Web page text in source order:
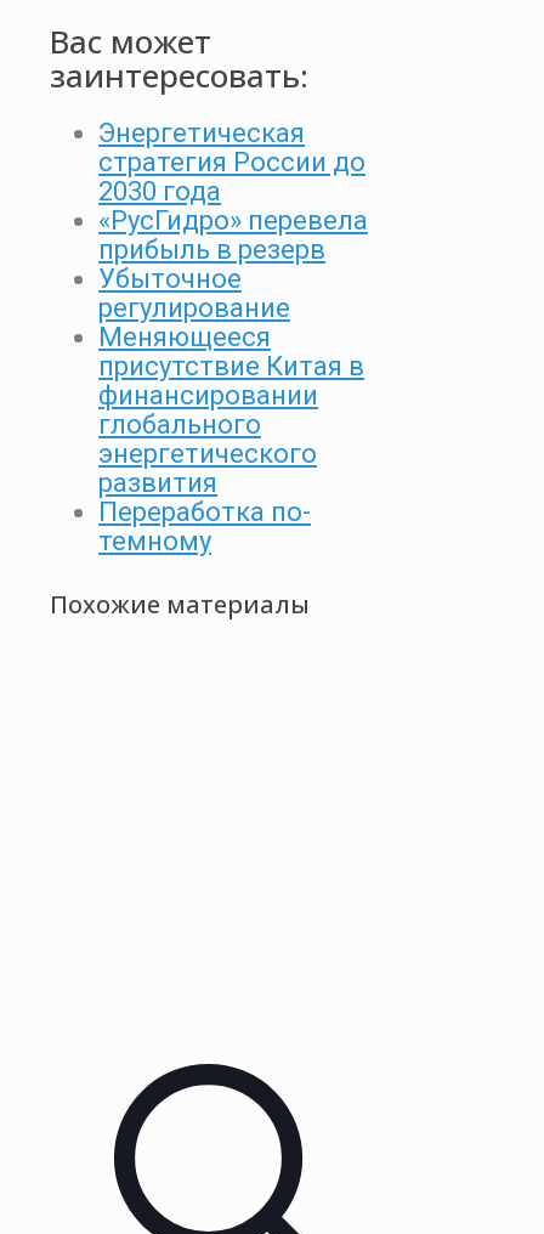
Вас может
заинтересовать:
Энергетическая
стратегия России до
2030 года
«РусГидро» перевела
прибыль в резерв
Убыточное
регулирование
Меняющееся
присутствие Китая в
финансировании
глобального
энергетического
развития
Переработка по-
темному
Похожие материалы